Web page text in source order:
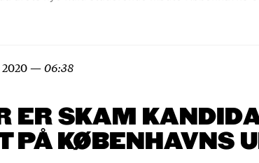
—06:38
ER SKAM
PÅ KØBENHAVNS